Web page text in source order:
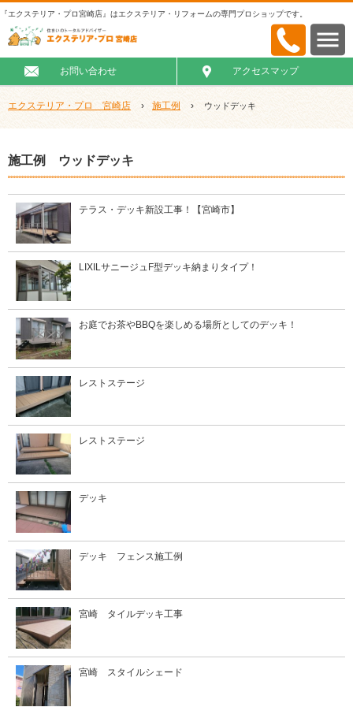
『エクステリア・プロ宮崎店』はエクステリア・リフォームの専門プロショップです。
お問い合わせ アクセスマップ
エクステリア・プロ 宮崎店 › 施工例 › ウッドデッキ
施工例 ウッドデッキ
テラス・デッキ新設工事！【宮崎市】
LIXILサニージュF型デッキ納まりタイプ！
お庭でお茶やBBQを楽しめる場所としてのデッキ！
レストステージ
レストステージ
デッキ
デッキ フェンス施工例
宮崎 タイルデッキ工事
宮崎 スタイルシェード